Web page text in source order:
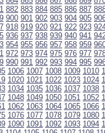
882 883 884 885 886 887
900 901 902 903 904 905
918 919 920 921 922 923
936 937 938 939 940 941
954 955 956 957 958 959
972 973 974 975 976 977
990 991 992 993 994 995
1006 1007 1008 1009 1010
1020 1021 1022 1023 1024
1034 1035 1036 1037 1038
1048 1049 1050 1051 1052
1062 1063 1064 1065 1066
1076 1077 1078 1079 1080
1090 1091 1092 1093 1094